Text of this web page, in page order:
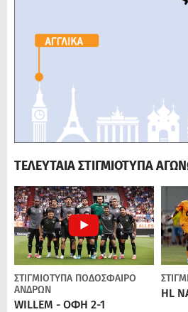
ΤΕΛΕΥΤΑΙΑ ΣΤΙΓΜΙΟΤΥΠΑ
ΣΤΙΓΜΙΟΤΥΠΑ ΠΟΔΌΣΦΑΙΡΟ
ΑΝΔΡΏΝ
WILLEM - ΟΦΗ 2-1
HL